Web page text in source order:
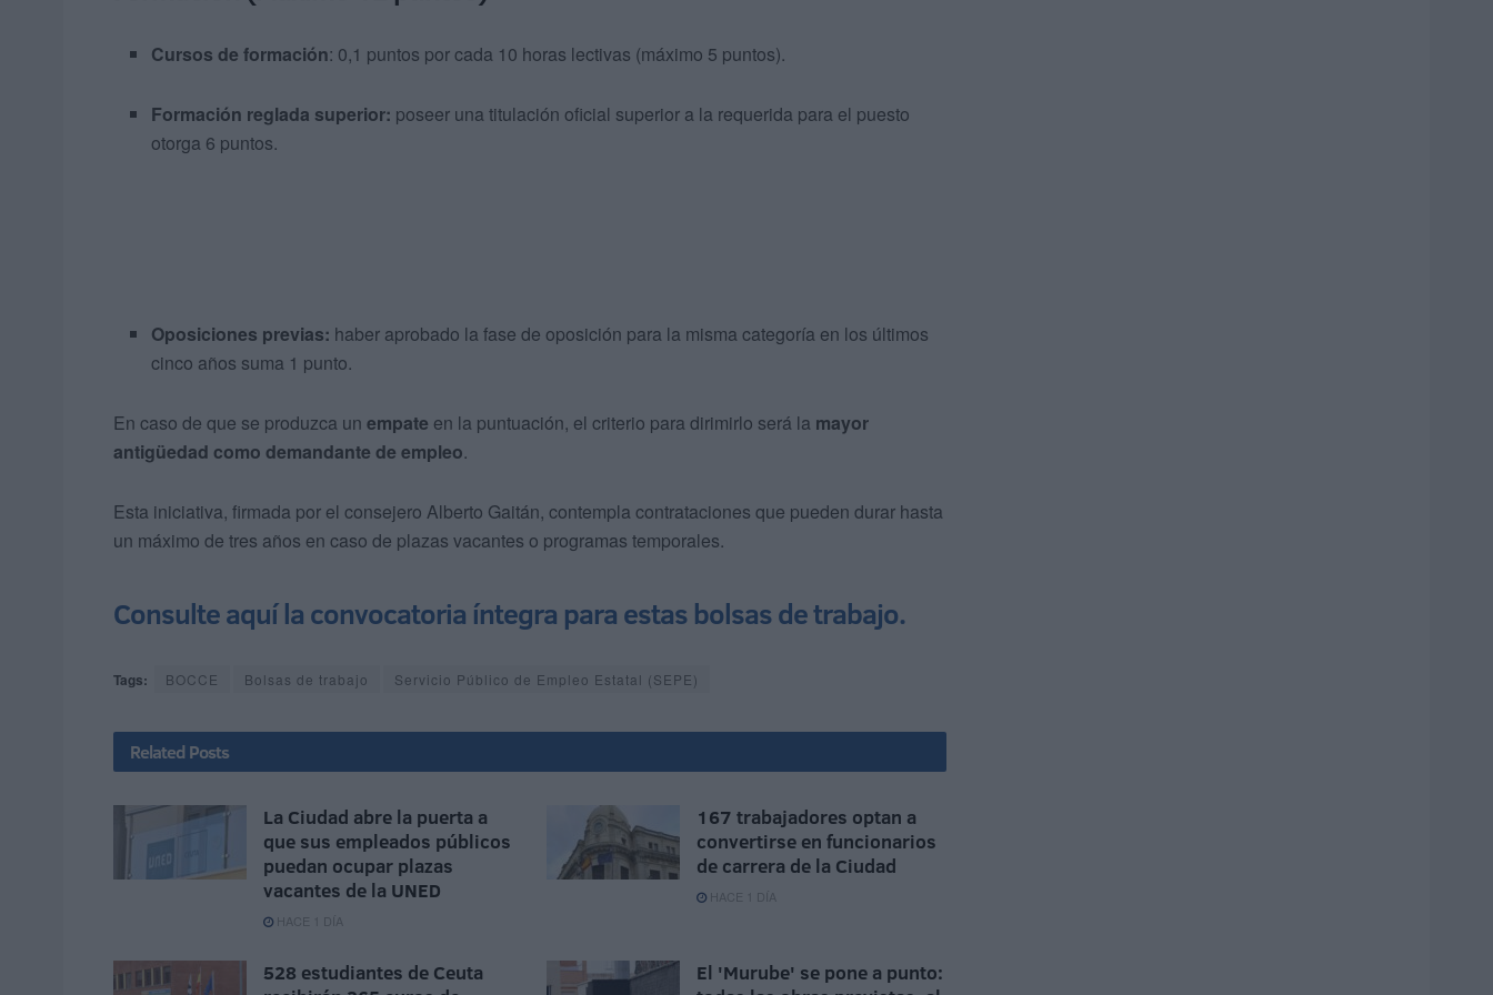
Cursos de formación: 0,1 puntos por cada 10 horas lectivas (máximo 5 puntos).
Formación reglada superior: poseer una titulación oficial superior a la requerida para el puesto
otorga 6 puntos.
Oposiciones previas: haber aprobado la fase de oposición para la misma categoría en los últimos
cinco años suma 1 punto.
En caso de que se produzca un empate en la puntuación, el criterio para dirimirlo será la mayor
antigüedad como demandante de empleo.
Esta iniciativa, firmada por el consejero Alberto Gaitán, contempla contrataciones que pueden durar hasta
un máximo de tres años en caso de plazas vacantes o programas temporales.
Consulte aquí la convocatoria íntegra para estas bolsas de trabajo.
Tags: BOCCE Bolsas de trabajo Servicio Público de Empleo Estatal (SEPE)
Related Posts
La Ciudad abre la puerta a
que sus empleados públicos
puedan ocupar plazas
vacantes de la UNED
HACE 1 DÍA
167 trabajadores optan a
convertirse en funcionarios
de carrera de la Ciudad
HACE 1 DÍA
528 estudiantes de Ceuta
El 'Murube' se pone a punto: